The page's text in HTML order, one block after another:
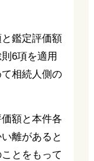
鑑定評価額
6項を適用
相続人側の
額と本件各
離があると
とをもって